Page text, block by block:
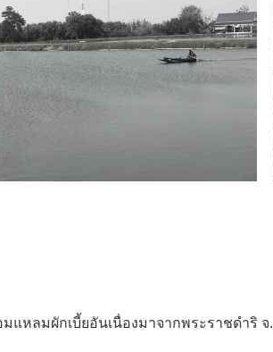
หลมผักเบี้ยอันเนื่องมาจากพระราชดำริ จ